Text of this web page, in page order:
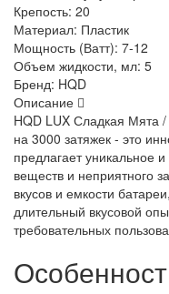
Крепость: 20
Материал: Пластик
Мощность (Ватт): 7-12
Объем жидкости, мл: 5
Бренд: HQD
Описание
HQD LUX Сладкая Мята /
на 3000 затяжек - это
предлагает уникальное
веществ и неприятного
вкусов и емкости
длительный вкусовой
требовательных